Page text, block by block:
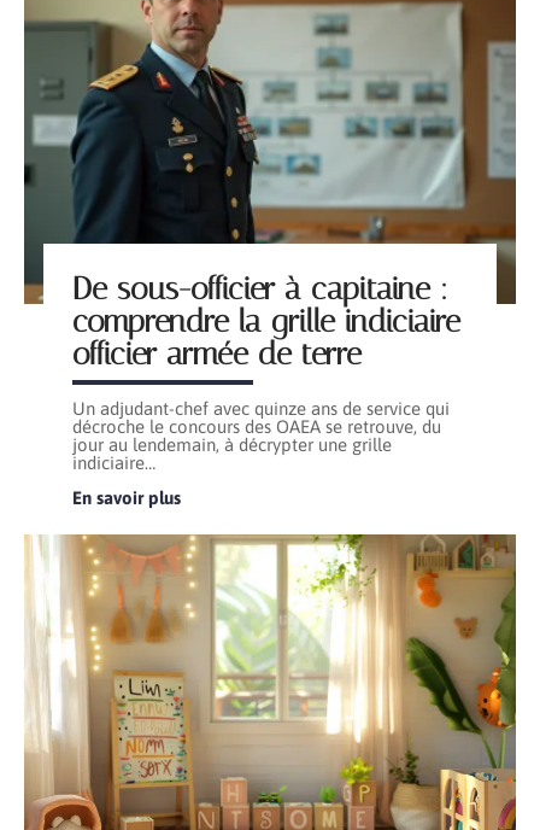
De sous-officier à capitaine :
comprendre la grille indiciaire
officier armée de terre
Un adjudant-chef avec quinze ans de service qui
décroche le concours des OAEA se retrouve, du
jour au lendemain, à décrypter une grille
indiciaire…
En savoir plus